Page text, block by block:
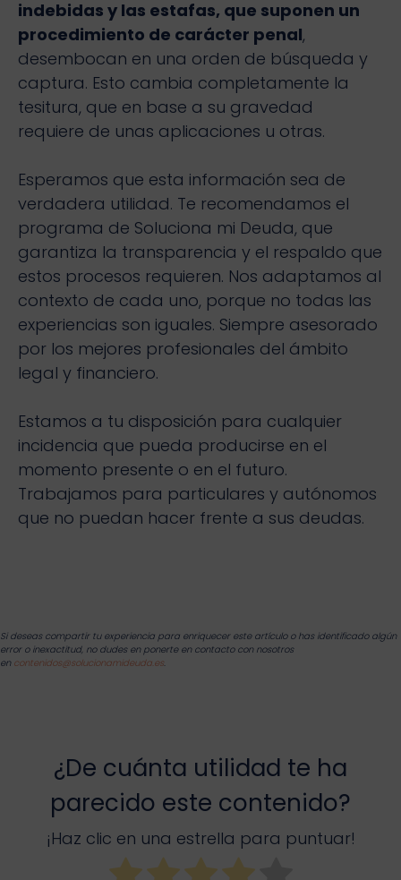
indebidas y las estafas, que suponen un
procedimiento de carácter penal,
desembocan en una orden de búsqueda y
captura. Esto cambia completamente la
tesitura, que en base a su gravedad
requiere de unas aplicaciones u otras.
Esperamos que esta información sea de
verdadera utilidad. Te recomendamos el
programa de Soluciona mi Deuda, que
garantiza la transparencia y el respaldo que
estos procesos requieren. Nos adaptamos al
contexto de cada uno, porque no todas las
experiencias son iguales. Siempre asesorado
por los mejores profesionales del ámbito
legal y financiero.
Estamos a tu disposición para cualquier
incidencia que pueda producirse en el
momento presente o en el futuro.
Trabajamos para particulares y autónomos
que no puedan hacer frente a sus deudas.
Si deseas compartir tu experiencia para enriquecer este artículo o has identificado algún
error o inexactitud, no dudes en ponerte en contacto con nosotros
en contenidos@solucionamideuda.es.
¿De cuánta utilidad te ha
parecido este contenido?
¡Haz clic en una estrella para puntuar!